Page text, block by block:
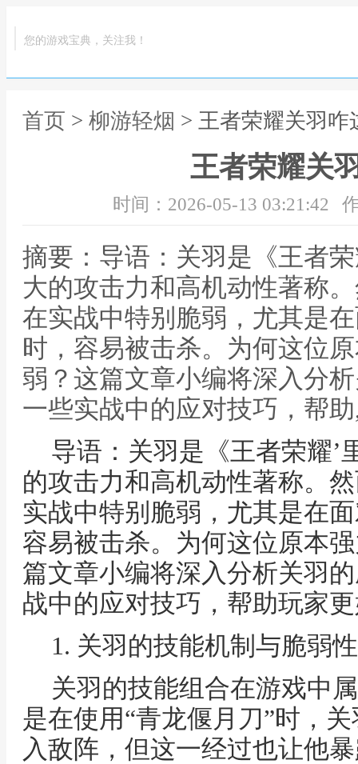
您的游戏宝典，关注我！
首页 > 柳游轻烟 > 王者荣耀关羽咋
王者荣耀关
时间：2026-05-13 03:21:42
摘要：导语：关羽是《王者
大的攻击力和高机动性著称
在实战中特别脆弱，尤其是
时，容易被击杀。为何这位
弱？这篇文章小编将深入分
一些实战中的应对技巧，帮
导语：关羽是《王者荣耀’
的攻击力和高机动性著称。
实战中特别脆弱，尤其是在
容易被击杀。为何这位原本
篇文章小编将深入分析关羽
战中的应对技巧，帮助玩家
1. 关羽的技能机制与脆弱性
关羽的技能组合在游戏中
是在使用“青龙偃月刀”时，
入敌阵，但这一经过也让他